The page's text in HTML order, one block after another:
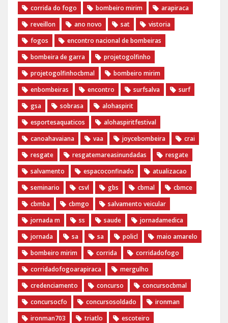
corrida do fogo
bombeiro mirim
arapiraca
reveillon
ano novo sat
vistoria
fogos
encontro nacional de bombeiras
bombeira de garra
projetogolfinho
projetogolfinhocbmal
bombeiro mirim
enbombeiras
encontro surfsalva
surf
gsa
sobrasa
alohaspirit
esportesaquaticos
alohaspiritfestival
canoahavaiana
vaa joycebombeira
crai
resgate
resgatemareasinundadas
resgate
salvamento
espacoconfinado
atualizacao
seminario
csvl gbs cbmal
cbmce
cbmba
cbmgo
salvamento veicular
jornada m
ss saude
jornadamedica
jornada
sa sa policl
maio amarelo
bombeiro mirim
corrida
corridadofogo
corridadofogoarapiraca
mergulho
credenciamento
concurso
concursocbmal
concursocfo
concursosoldado
ironman
ironman703
triatlo
escoteiro